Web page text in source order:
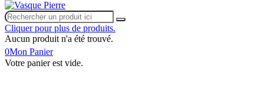
Cliquer pour plus de produits.
Aucun produit n'a été trouvé.
0Mon Panier
Votre panier est vide.